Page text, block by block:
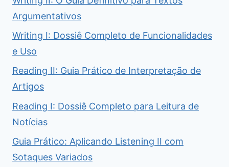
Argumentativos
Writing I: Dossiê Completo de Funcionalidades
e Uso
Reading II: Guia Prático de Interpretação de
Artigos
Reading I: Dossiê Completo para Leitura de
Notícias
Guia Prático: Aplicando Listening II com
Sotaques Variados